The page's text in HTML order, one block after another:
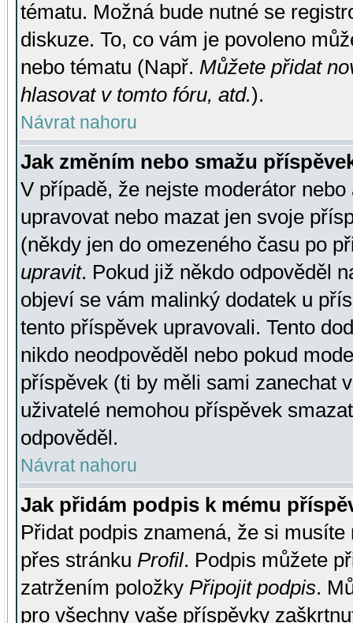
tématu. Možná bude nutné se
diskuze. To, co vám je povoleno
nebo tématu (Např. Můžete přidat
hlasovat v tomto fóru, atd.).
Návrat nahoru
Jak změním nebo smažu
V případě, že nejste moderátor
upravovat nebo mazat jen svoje
(někdy jen do omezeného času po
upravit. Pokud již někdo odpověděl
objeví se vám malinký dodatek u
tento příspěvek upravovali. Tento
nikdo neodpověděl nebo pokud
příspěvek (ti by měli sami zanechat
uživatelé nemohou příspěvek
odpověděl.
Návrat nahoru
Jak přidám podpis k mému
Přidat podpis znamená, že si
přes stránku Profil. Podpis můžete
zatržením položky Připojit podpis.
pro všechny vaše příspěvky